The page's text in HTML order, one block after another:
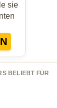
sie
BELIEBT FÜR